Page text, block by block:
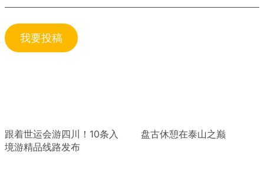
我要投稿
跟着世运会游四川！10条入
境游精品线路发布
盘古休憩在泰山之巅